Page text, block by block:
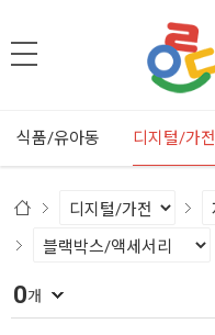
식품/유아동 디지털/가전
0개